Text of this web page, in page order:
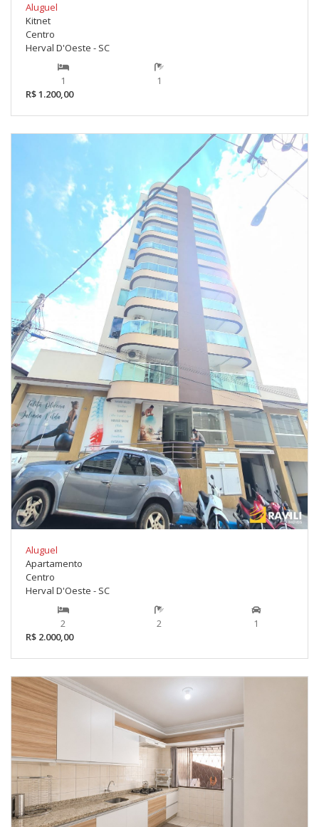
Aluguel
Kitnet
Centro
Herval D'Oeste - SC
1
1
R$ 1.200,00
Aluguel
Apartamento
Centro
Herval D'Oeste - SC
2 2
1
R$ 2.000,00